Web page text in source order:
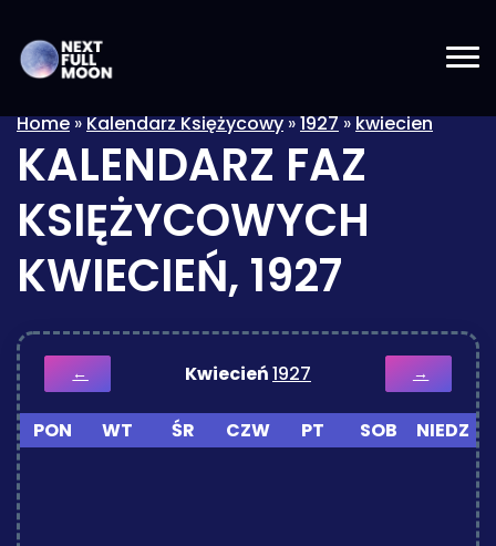
Home»Kalendarz Księżycowy»1927»kwiecien
KALENDARZ FAZ
KSIĘŻYCOWYCH
KWIECIEŃ, 1927
← Kwiecień1927 →
PON WT ŚR CZW PT SOB NIEDZ